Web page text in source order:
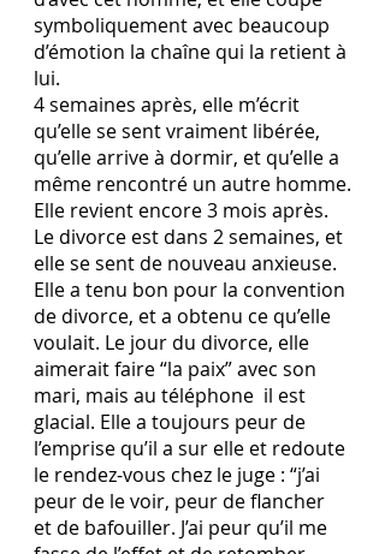
symboliquement avec beaucoup
d’émotion la chaîne qui la retient à
lui.
4 semaines après, elle m’écrit
qu’elle se sent vraiment libérée,
qu’elle arrive à dormir, et qu’elle a
même rencontré un autre homme.
Elle revient encore 3 mois après.
Le divorce est dans 2 semaines, et
elle se sent de nouveau anxieuse.
Elle a tenu bon pour la convention
de divorce, et a obtenu ce qu’elle
voulait. Le jour du divorce, elle
aimerait faire “la paix” avec son
mari, mais au téléphone  il est
glacial. Elle a toujours peur de
l’emprise qu’il a sur elle et redoute
le rendez-vous chez le juge : “j’ai
peur de le voir, peur de flancher
et de bafouiller. J’ai peur qu’il me